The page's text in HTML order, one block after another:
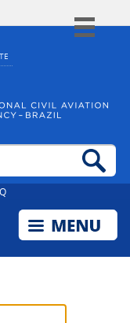
Simplifique!
Participe
Canais